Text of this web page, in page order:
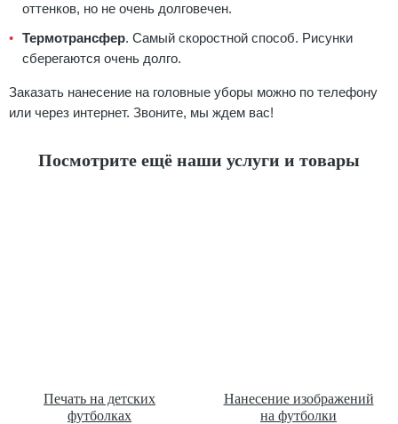
оттенков, но не очень долговечен.
Термотрансфер. Самый скоростной способ. Рисунки
сберегаются очень долго.
Заказать нанесение на головные уборы можно по телефону
или через интернет. Звоните, мы ждем вас!
Посмотрите ещё наши услуги и товары
Печать на детских
футболках
Нанесение изображений
на футболки